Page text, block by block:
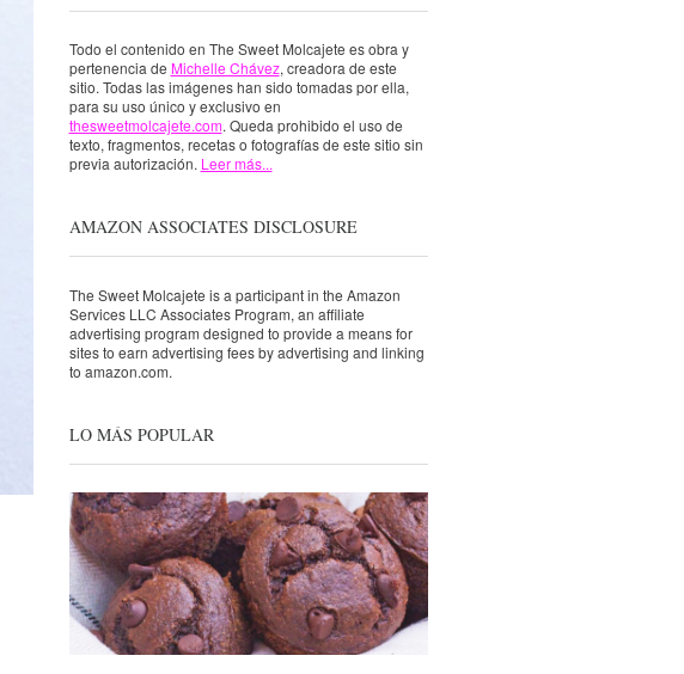
Todo el contenido en The Sweet Molcajete es obra y
pertenencia de Michelle Chávez, creadora de este
sitio. Todas las imágenes han sido tomadas por ella,
para su uso único y exclusivo en
thesweetmolcajete.com. Queda prohibido el uso de
texto, fragmentos, recetas o fotografías de este sitio sin
previa autorización. Leer más...
AMAZON ASSOCIATES DISCLOSURE
The Sweet Molcajete is a participant in the Amazon
Services LLC Associates Program, an affiliate
advertising program designed to provide a means for
sites to earn advertising fees by advertising and linking
to amazon.com.
LO MÁS POPULAR